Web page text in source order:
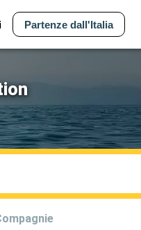
Partenze dall'Italia